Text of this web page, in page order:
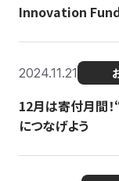
Innovation Fund
2024.11.21
12月は寄付月間
につなげよう